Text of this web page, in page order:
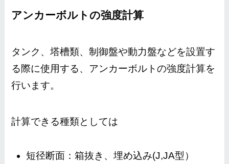
アンカーボルトの強度計算
タンク、塔槽類、制御盤や動力盤などを設置す
る際に使用する、アンカーボルトの強度計算を
行います。
計算できる種類としては
短径断面：箱抜き、埋め込み(J,JA型）